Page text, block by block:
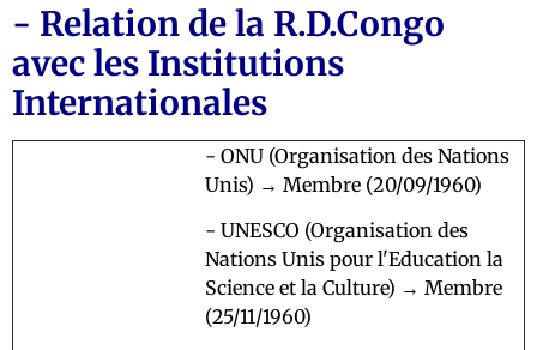
- Relation de la R.D.Congo
avec les Institutions
Internationales
- ONU (Organisation des Nations
Unis) → Membre (20/09/1960)
- UNESCO (Organisation des
Nations Unis pour l'Education la
Science et la Culture) → Membre
(25/11/1960)